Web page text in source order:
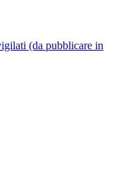
(da pubblicare in